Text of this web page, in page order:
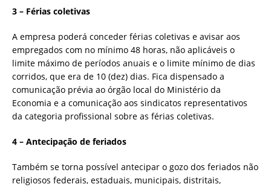
3 – Férias coletivas
A empresa poderá conceder férias coletivas e avisar aos
empregados com no mínimo 48 horas, não aplicáveis o
limite máximo de períodos anuais e o limite mínimo de dias
corridos, que era de 10 (dez) dias. Fica dispensado a
comunicação prévia ao órgão local do Ministério da
Economia e a comunicação aos sindicatos representativos
da categoria profissional sobre as férias coletivas.
4 – Antecipação de feriados
Também se torna possível antecipar o gozo dos feriados não
religiosos federais, estaduais, municipais, distritais,